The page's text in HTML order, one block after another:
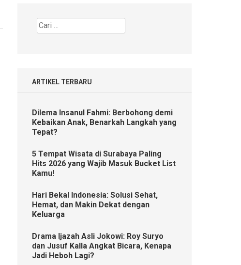
Cari
untuk:
ARTIKEL TERBARU
Dilema Insanul Fahmi: Berbohong demi
Kebaikan Anak, Benarkah Langkah yang
Tepat?
5 Tempat Wisata di Surabaya Paling
Hits 2026 yang Wajib Masuk Bucket List
Kamu!
Hari Bekal Indonesia: Solusi Sehat,
Hemat, dan Makin Dekat dengan
Keluarga
Drama Ijazah Asli Jokowi: Roy Suryo
dan Jusuf Kalla Angkat Bicara, Kenapa
Jadi Heboh Lagi?